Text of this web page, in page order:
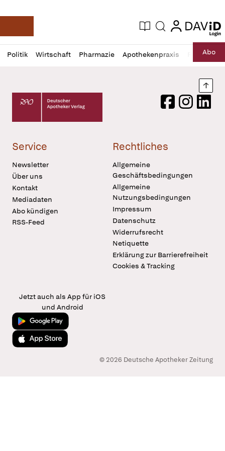
Deutsche Apotheker Zeitung
Aktuelle Ausgabe
Suche login
login
Politik Wirtschaft Pharmazie Apothekenpraxis RechtAbo
Profil
öffnen
Daz
Pur
Deutscher Apotheker Verlag Logo
FacebookInstagram
Service
Newsletter
Über uns
Kontakt
Mediadaten
Abo kündigen
RSS-Feed
Rechtliches
Allgemeine
Geschäftsbedingungen
Allgemeine
Nutzungsbedingungen
Impressum
Datenschutz
Widerrufsrecht
Netiquette
Erklärung zur Barrierefreiheit
Cookies & Tracking
Jetzt auch als App für iOS
und Android
Jetzt bei Google Play
Laden im App Store
© 2026 Deutsche Apotheker Zeitung